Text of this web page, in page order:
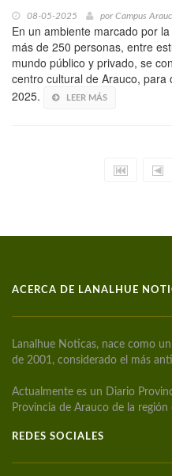
08-05-2025 por Campus
En un ambiente marcado por
más de 250 personas, entre
mundo público y privado, se
centro cultural de Arauco, para
2025.
LEER MÁS
ACERCA DE LANALHUE
Lanalhue Noticas, nace como
de 2001, considerado el más
Actualmente es un Diario
Provincia de Arauco de la
REDES SOCIALES